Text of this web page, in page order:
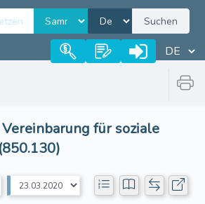
Suchen
für soziale